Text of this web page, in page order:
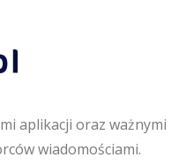
aplikacji oraz ważnymi
wiadomościami.